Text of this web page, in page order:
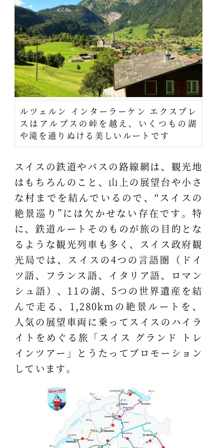
ルツェルン インターラーケン エクスプレ
スはアルプスの峠を越え、いくつもの湖
や滝を通りぬける美しいルートです
スイスの鉄道やバスの路線網は、観光地
はもちろんのこと、山上の展望台や小さ
な村までを結んでいるので、“スイスの
絶景巡り”には欠かせない存在です。特
に、鉄道ルートそのものが旅の目的とな
るような観光列車も多く、スイス政府観
光局では、スイスの4つの言語圏（ドイ
ツ語、フランス語、イタリア語、ロマン
シュ語）、11の湖、5つの世界遺産を結
んで走る、1,280kmの絶景ルートを、
人気の展望車両に乗ってスイスのハイラ
イトをめぐる旅「スイス グランド トレ
インツアー」とうたってプロモーション
しています。